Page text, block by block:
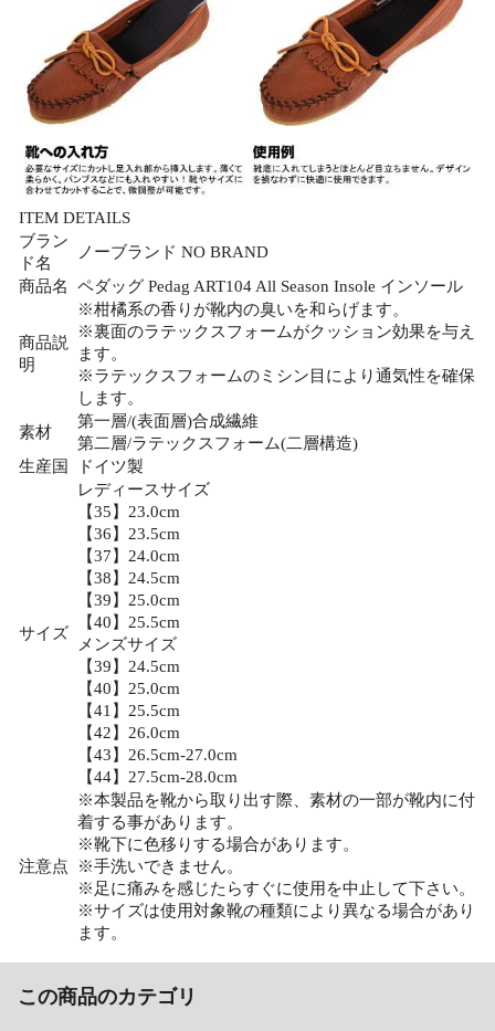
ITEM DETAILS
ブラン
ド名
ノーブランド NO BRAND
商品名
ペダッグ Pedag ART104 All Season Insole インソール
商品説
明
※柑橘系の香りが靴内の臭いを和らげます。
※裏面のラテックスフォームがクッション効果を与え
ます。
※ラテックスフォームのミシン目により通気性を確保
します。
素材
第一層/(表面層)合成繊維
第二層/ラテックスフォーム(二層構造)
生産国
ドイツ製
サイズ
レディースサイズ
【35】23.0cm
【36】23.5cm
【37】24.0cm
【38】24.5cm
【39】25.0cm
【40】25.5cm
メンズサイズ
【39】24.5cm
【40】25.0cm
【41】25.5cm
【42】26.0cm
【43】26.5cm-27.0cm
【44】27.5cm-28.0cm
注意点
※本製品を靴から取り出す際、素材の一部が靴内に付
着する事があります。
※靴下に色移りする場合があります。
※手洗いできません。
※足に痛みを感じたらすぐに使用を中止して下さい。
※サイズは使用対象靴の種類により異なる場合があり
ます。
この商品のカテゴリ